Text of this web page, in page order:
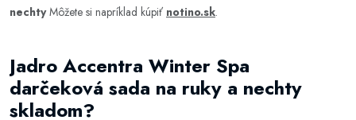
nechtyMôžete si napríklad kúpiť notino.sk.
Jadro Accentra Winter Spa
darčeková sada na ruky a nechty
skladom?